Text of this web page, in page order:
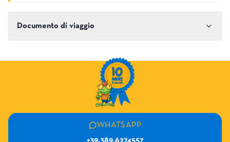
Documento di viaggio
WHATSAPP
+39.389.6274557